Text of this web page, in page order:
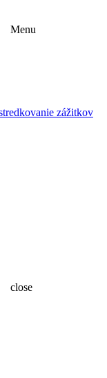
Menu
zážitkov
close